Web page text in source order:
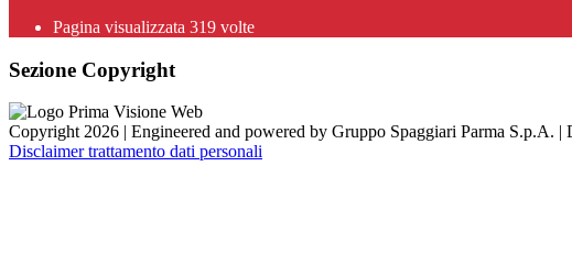
Pagina visualizzata 319 volte
Sezione Copyright
Copyright 2026 | Engineered and powered by Gruppo Spaggiari Parma S.p.A.
Disclaimer trattamento dati personali